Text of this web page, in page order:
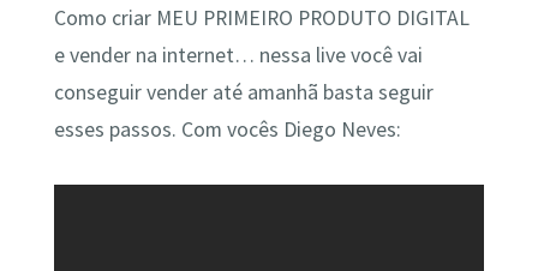
Como criar MEU PRIMEIRO PRODUTO DIGITAL
e vender na internet… nessa live você vai
conseguir vender até amanhã basta seguir
esses passos. Com vocês Diego Neves: